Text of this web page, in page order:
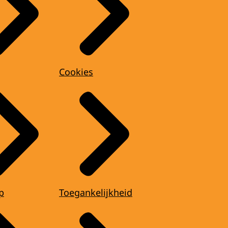
Cookies
Toegankelijkheid